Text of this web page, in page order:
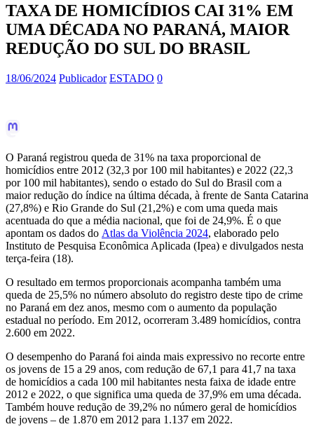
TAXA DE HOMICÍDIOS CAI 31% EM
UMA DÉCADA NO PARANÁ, MAIOR
REDUÇÃO DO SUL DO BRASIL
18/06/2024 Publicador ESTADO 0
O Paraná registrou queda de 31% na taxa proporcional de
homicídios entre 2012 (32,3 por 100 mil habitantes) e 2022 (22,3
por 100 mil habitantes), sendo o estado do Sul do Brasil com a
maior redução do índice na última década, à frente de Santa Catarina
(27,8%) e Rio Grande do Sul (21,2%) e com uma queda mais
acentuada do que a média nacional, que foi de 24,9%. É o que
apontam os dados do Atlas da Violência 2024, elaborado pelo
Instituto de Pesquisa Econômica Aplicada (Ipea) e divulgados nesta
terça-feira (18).
O resultado em termos proporcionais acompanha também uma
queda de 25,5% no número absoluto do registro deste tipo de crime
no Paraná em dez anos, mesmo com o aumento da população
estadual no período. Em 2012, ocorreram 3.489 homicídios, contra
2.600 em 2022.
O desempenho do Paraná foi ainda mais expressivo no recorte entre
os jovens de 15 a 29 anos, com redução de 67,1 para 41,7 na taxa
de homicídios a cada 100 mil habitantes nesta faixa de idade entre
2012 e 2022, o que significa uma queda de 37,9% em uma década.
Também houve redução de 39,2% no número geral de homicídios
de jovens – de 1.870 em 2012 para 1.137 em 2022.